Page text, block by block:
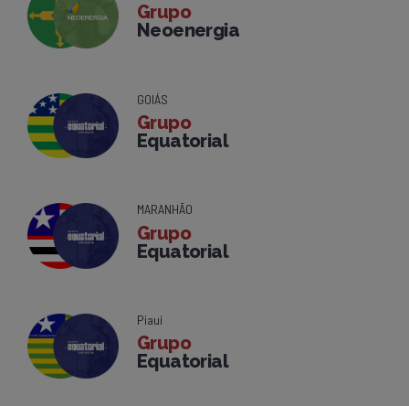
Grupo
Neoenergia
GOIÁS
Grupo
Equatorial
MARANHÃO
Grupo
Equatorial
Piauí
Grupo
Equatorial